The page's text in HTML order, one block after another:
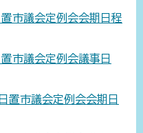
市議会定例会会期日程
市議会定例会議事日
市議会定例会会期日